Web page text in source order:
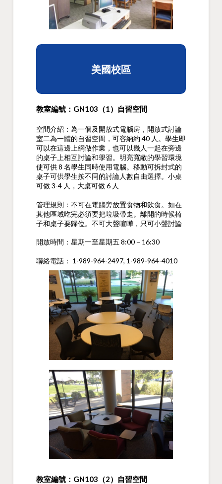
美國校區
教室編號：GN103（1）自習空間
空間介紹：為一個及開放式電腦房，開放式討論
室二為一體的自習空間，可容納約 40 人。學生即
可以在這邊上網做作業，也可以幾人一起在旁邊
的桌子上相互討論和學習。明亮寬敞的學習環境
使可供 8 名學生同時使用電腦。移動可拆封式的
桌子可供學生按不同的討論人數自由選擇。小桌
可做 3-4 人，大桌可做 6 人
管理規則：不可在電腦旁放置食物和飲食。如在
其他區域吃完必須要把垃圾帶走。離開的時候椅
子和桌子要歸位。不可大聲喧嘩，只可小聲討論
開放時間：星期一至星期五 8:00－16:30
聯絡電話： 1-989-964-2497, 1-989-964-4010
教室編號：GN103（2）自習空間